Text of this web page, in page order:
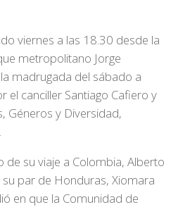
viernes a las 18.30 desde la
metropolitano Jorge
madrugada del sábado a
el canciller Santiago Cafiero y
Géneros y Diversidad,
de su viaje a Colombia, Alberto
par de Honduras, Xiomara
en que la Comunidad de